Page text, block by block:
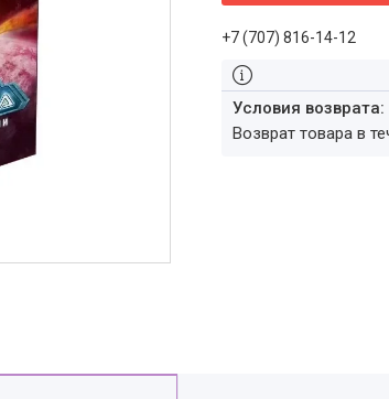
+7 (707) 816-14-12
возврат товара в